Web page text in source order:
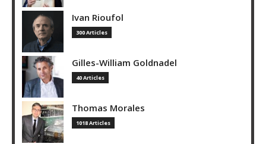
Ivan Rioufol
300 Articles
Gilles-William Goldnadel
40 Articles
Thomas Morales
1018 Articles